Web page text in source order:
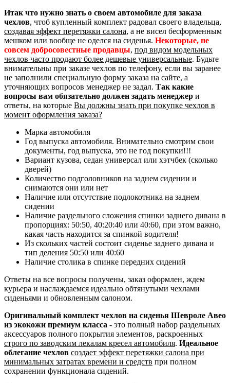
Итак что нужно знать о своем автомобиле для заказа
чехлов, чтоб купленный комплект радовал своего владельца,
создавая эффект перетяжки салона, а не висел бесформенным
мешком или вообще не оделся на сиденья. Некоторые, не
совсем добросовестные продавцы, под видом модельных
чехлов часто продают более дешевые универсальные. Будьте
внимательны при заказе чехлов по телефону, если вы заранее
не заполнили специальную форму заказа на сайте, а
уточняющих вопросов менеджер не задал. Так какие
вопросы вам обязательно должен задать менеджер и
ответы, на которые Вы должны знать при покупке чехлов в
момент оформления заказа?
Марка автомобиля
Год выпуска автомобиля. Внимательно смотрим свои
документы, год выпуска, это не год покупки!!!
Вариант кузова, седан универсал или хэтчбек (сколько
дверей)
Количество подголовников на заднем сидении и
снимаются они или нет
Наличие или отсутствие подлокотника на заднем
сидении
Наличие раздельного сложения спинки заднего дивана в
пропорциях: 50:50, 40:20:40 или 40:60, при этом важно,
какая часть находится за спинкой водителя!
Из скольких частей состоит сиденье заднего дивана и
тип деления 50:50 или 40:60
Наличие столика в спинке передних сидений
Ответы на все вопросы получены, заказ оформлен, ждем
курьера и наслаждаемся идеально обтянутыми чехлами
сиденьями и обновленным салоном.
Оригинальный комплект чехлов на сиденья Шевроле Авео
из экокожи премиум класса - это полный набор раздельных
аксессуаров полного покрытия элементов, раскроенных
строго по заводским лекалам кресел автомобиля. Идеальное
облегание чехлов создает эффект перетяжки салона при
минимальных затратах времени и средств при полном
сохранении функционала сидений.